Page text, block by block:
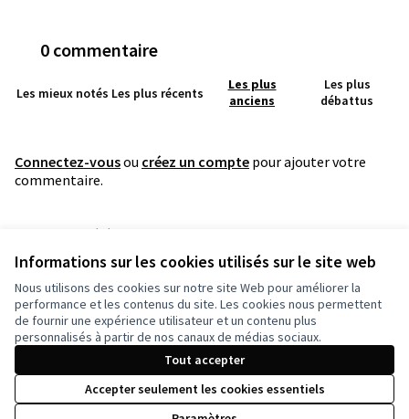
Informations sur les cookies utilisés sur le site web
Nous utilisons des cookies sur notre site Web pour améliorer la
performance et les contenus du site. Les cookies nous permettent
de fournir une expérience utilisateur et un contenu plus
personnalisés à partir de nos canaux de médias sociaux.
Tout accepter
Accepter seulement les cookies essentiels
0 commentaire
Les mieux notés Les plus récents
Les plus
anciens
Les plus
débattus
Connectez-vousou créez un compte pour ajouter votre
commentaire.
Référence : grandnancy-PROP-2022-05-2346
Vérifiez l'empreinte numérique
Conditions d'utilisation
Paramètres des cookies
Licence
(Lien